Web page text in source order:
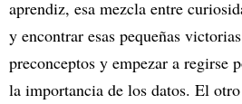
aprendiz, esa mezcla entre
y encontrar esas pequeñas
preconceptos y empezar a regirse
la importancia de los datos. El